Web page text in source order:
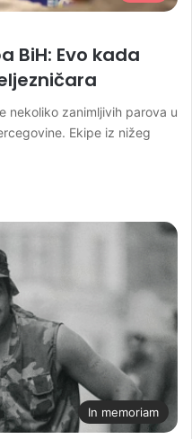
BiH: Evo kada
nekoliko zanimljivih parova u
Ekipe iz nižeg
In memoriam